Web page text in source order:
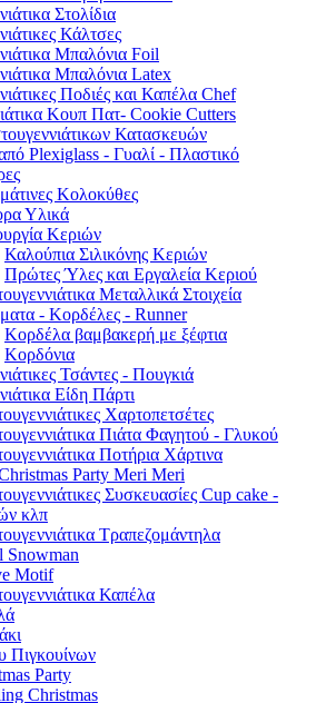
Στολίδια
Κάλτσες
Μπαλόνια Foil
Μπαλόνια Latex
Ποδιές και Καπέλα Chef
Κουπ Πατ- Cookie Cutters
Κατασκευών
Plexiglass - Γυαλί - Πλαστικό
Κολοκύθες
Υλικά
Κεριών
Καλούπια Σιλικόνης Κεριών
Πρώτες Ύλες και Εργαλεία Κεριού
Μεταλλικά Στοιχεία
- Κορδέλες - Runner
Κορδέλα βαμβακερή με ξέφτια
Κορδόνια
Τσάντες - Πουγκιά
Είδη Πάρτι
Χαρτοπετσέτες
Πιάτα Φαγητού - Γλυκού
Ποτήρια Χάρτινα
Party Meri Meri
Συσκευασίες Cup cake -
κλπ
Τραπεζομάντηλα
Snowman
Motif
Καπέλα
Πιγκουίνων
Party
Christmas